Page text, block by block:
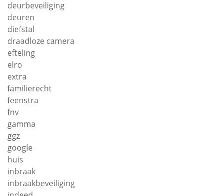
deurbeveiliging
deuren
diefstal
draadloze camera
efteling
elro
extra
familierecht
feenstra
fnv
gamma
ggz
google
huis
inbraak
inbraakbeveiliging